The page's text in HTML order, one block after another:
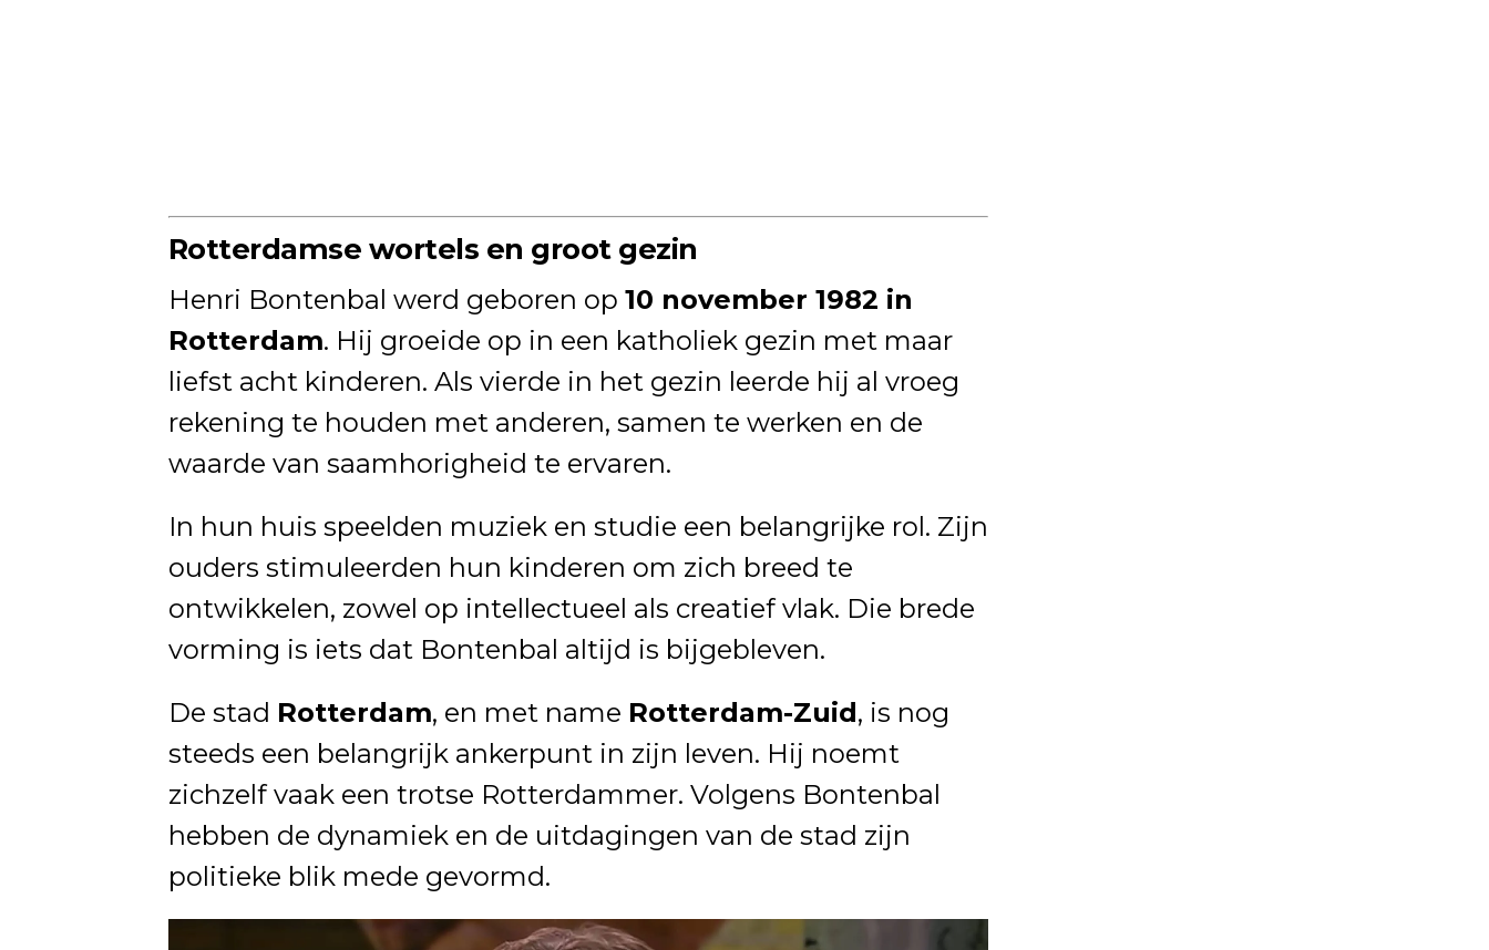
Rotterdamse wortels en groot gezin
Henri Bontenbal werd geboren op 10 november 1982 in
Rotterdam. Hij groeide op in een katholiek gezin met maar
liefst acht kinderen. Als vierde in het gezin leerde hij al vroeg
rekening te houden met anderen, samen te werken en de
waarde van saamhorigheid te ervaren.
In hun huis speelden muziek en studie een belangrijke rol. Zijn
ouders stimuleerden hun kinderen om zich breed te
ontwikkelen, zowel op intellectueel als creatief vlak. Die brede
vorming is iets dat Bontenbal altijd is bijgebleven.
De stad Rotterdam, en met name Rotterdam-Zuid, is nog
steeds een belangrijk ankerpunt in zijn leven. Hij noemt
zichzelf vaak een trotse Rotterdammer. Volgens Bontenbal
hebben de dynamiek en de uitdagingen van de stad zijn
politieke blik mede gevormd.